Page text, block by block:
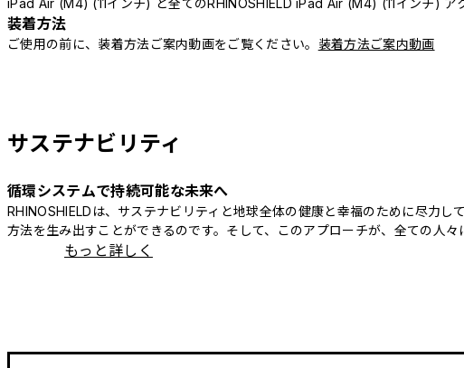
iPad Air (M4) (11インチ) と全てのRHINOSHIELD iPad Air (M4) (11インチ) ア
装着方法
ご使用の前に、装着方法ご案内動画をご覧ください。 装着方法ご案内動画
サステナビリティ
循環システムで持続可能な未来へ
RHINOSHIELDは、サステナビリティと地球全体の健康と幸福のために尽力
方法を生み出すことができるのです。そして、このアプローチが、全ての人
もっと詳しく